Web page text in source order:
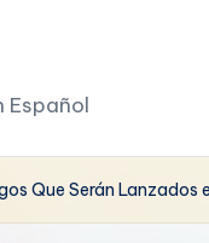
Español
Que Serán Lanzados